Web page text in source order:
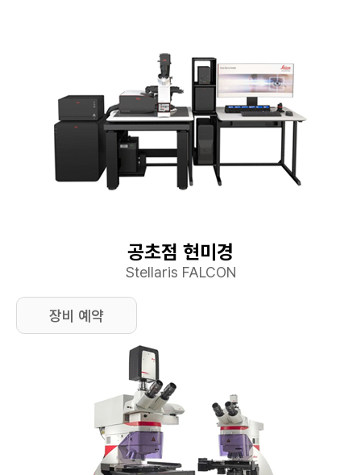
공초점 현미경
Stellaris FALCON
장비 예약